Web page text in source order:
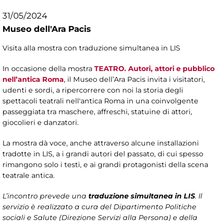
31/05/2024
Museo dell'Ara Pacis
Visita alla mostra con traduzione simultanea in LIS
In occasione della mostra TEATRO. Autori, attori e pubblico
nell’antica Roma, il Museo dell’Ara Pacis invita i visitatori,
udenti e sordi, a ripercorrere con noi la storia degli
spettacoli teatrali nell'antica Roma in una coinvolgente
passeggiata tra maschere, affreschi, statuine di attori,
giocolieri e danzatori.
La mostra dà voce, anche attraverso alcune installazioni
tradotte in LIS, a i grandi autori del passato, di cui spesso
rimangono solo i testi, e ai grandi protagonisti della scena
teatrale antica.
L’incontro prevede una traduzione simultanea in LIS. Il
servizio è realizzato a cura del Dipartimento Politiche
sociali e Salute (Direzione Servizi alla Persona) e della